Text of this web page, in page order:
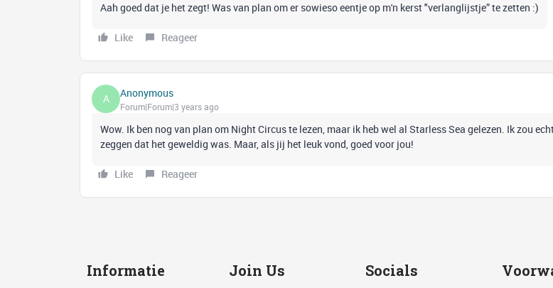
Aah goed dat je het zegt! Was van plan om er sowieso eentje op m'n kerst "verlanglijstje” te zetten :)
Like Reageer
A Anonymous
Forum|Forum|3 years ago
Wow. Ik ben nog van plan om Night Circus te lezen, maar ik heb wel al Starless Sea gelezen. Ik zou
zeggen dat het geweldig was. Maar, als jij het leuk vond, goed voor jou!
Like Reageer
Informatie Join Us Socials